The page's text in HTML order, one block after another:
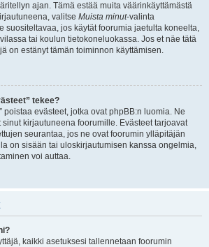
ajan. Tämä estää muita väärinkäyttämästä
valitse Muista minut-valinta
suositeltavaa, jos käytät foorumia jaetulta koneelta,
tai koulun tietokoneluokassa. Jos et näe tätä
on estänyt tämän toiminnon käyttämisen.
tekee?
poistaa evästeet, jotka ovat phpBB:n luomia. Ne
kirjautuneena foorumille. Evästeet tarjoavat
seurantaa, jos ne ovat foorumin ylläpitäjän
on sisään tai uloskirjautumisen kanssa ongelmia,
voi auttaa.
kaikki asetuksesi tallennetaan foorumin